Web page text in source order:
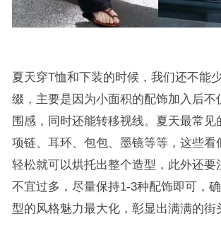
夏天穿T恤和下装的时候，我们还不能
缀，主要是因为小面积的配饰加入后不
围感，同时还能转移视线。夏天最常见
项链、耳环、包包、墨镜等等，这些看
轻松就可以烘托出整个造型，此外还要
不宜过多，尽量保持1-3种配饰即可，
型的风格魅力最大化，彰显出满满的街